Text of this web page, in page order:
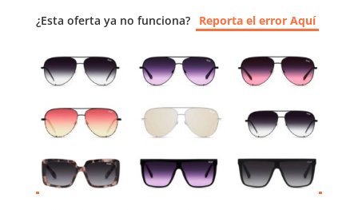
¿Esta oferta ya no funciona? Reporta el error Aquí